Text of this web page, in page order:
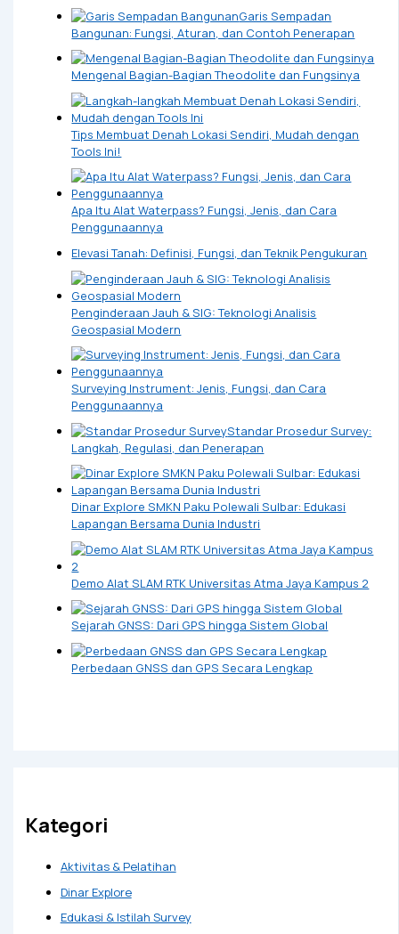
Garis Sempadan
Bangunan: Fungsi, Aturan, dan Contoh Penerapan
Mengenal Bagian-Bagian Theodolite dan Fungsinya
Tips Membuat Denah Lokasi Sendiri, Mudah dengan
Tools Ini!
Apa Itu Alat Waterpass? Fungsi, Jenis, dan Cara
Penggunaannya
Elevasi Tanah: Definisi, Fungsi, dan Teknik Pengukuran
Penginderaan Jauh & SIG: Teknologi Analisis
Geospasial Modern
Surveying Instrument: Jenis, Fungsi, dan Cara
Penggunaannya
Standar Prosedur Survey:
Langkah, Regulasi, dan Penerapan
Dinar Explore SMKN Paku Polewali Sulbar: Edukasi
Lapangan Bersama Dunia Industri
Demo Alat SLAM RTK Universitas Atma Jaya Kampus 2
Sejarah GNSS: Dari GPS hingga Sistem Global
Perbedaan GNSS dan GPS Secara Lengkap
Kategori
Aktivitas & Pelatihan
Dinar Explore
Edukasi & Istilah Survey